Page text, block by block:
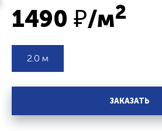
1490 ₽/м2
2.0 м
ЗАКАЗАТЬ